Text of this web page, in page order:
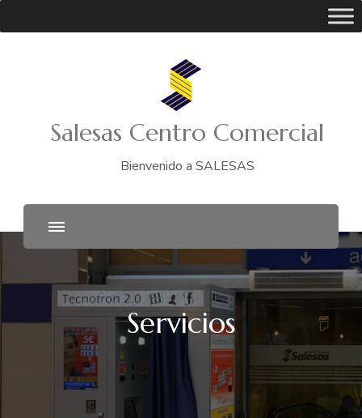
Salesas Centro Comercial
Bienvenido a SALESAS
Servicios